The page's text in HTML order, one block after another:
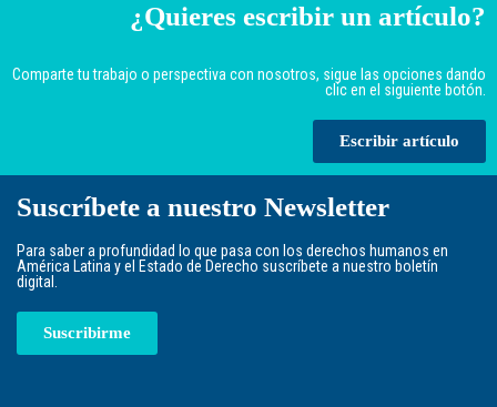
¿Quieres escribir un artículo?
Comparte tu trabajo o perspectiva con nosotros, sigue las opciones dando
clic en el siguiente botón.
Escribir artículo
Suscríbete a nuestro Newsletter
Para saber a profundidad lo que pasa con los derechos humanos en
América Latina y el Estado de Derecho suscríbete a nuestro boletín
digital.
Suscribirme